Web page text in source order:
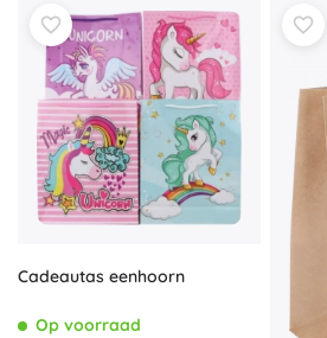
Cadeautas eenhoorn
Op voorraad